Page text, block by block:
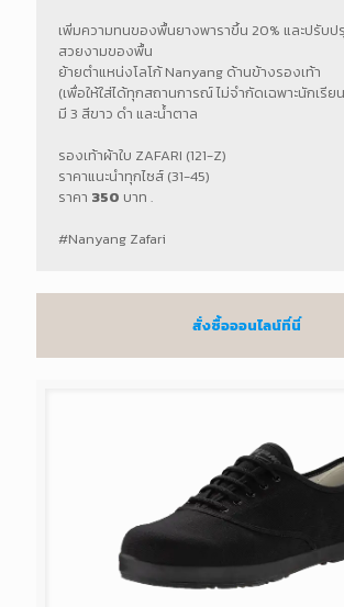
เพิ่มความทนของพื้นยางพาราขึ้น 20% และปรับป
สวยงามของพื้น
ย้ายตำแหน่งโลโก้ Nanyang ด้านข้างรองเท้า
(เพื่อให้ใส่ได้ทุกสถานการณ์ ไม่จำกัดเฉพาะนักเรีย
มี 3 สีขาว ดำ และน้ำตาล
รองเท้าผ้าใบ ZAFARI (121-Z)
ราคาแนะนำทุกไซส์ (31-45)
ราคา 350 บาท .
#Nanyang Zafari
สั่งซื้อออนไลน์ที่นี่